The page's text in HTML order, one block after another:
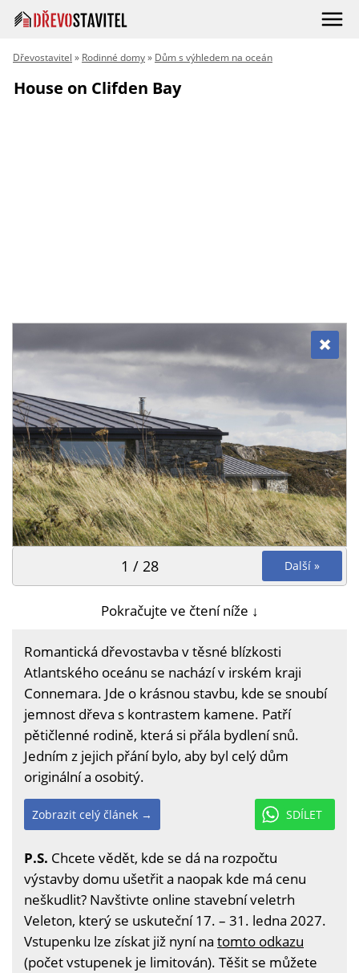
Dřevostavitel » Rodinné domy» Dům s výhledem na oceán
House on Clifden Bay
Další »
1 / 28
Pokračujte ve čtení níže ↓
Romantická dřevostavba v těsné blízkosti
Atlantského oceánu se nachází v irském kraji
Connemara. Jde o krásnou stavbu, kde se snoubí
jemnost dřeva s kontrastem kamene. Patří
pětičlenné rodině, která si přála bydlení snů.
Jedním z jejich přání bylo, aby byl celý dům
originální a osobitý.
SDÍLET
Zobrazit celý článek →
P.S. Chcete vědět, kde se dá na rozpočtu
výstavby domu ušetřit a naopak kde má cenu
neškudlit? Navštivte online stavební veletrh
Veleton, který se uskuteční 17. – 31. ledna 2027.
Vstupenku lze získat již nyní na tomto odkazu
(počet vstupenek je limitován). Těšit se můžete